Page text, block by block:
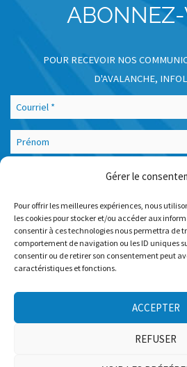
Gérer le
Pour offrir les meilleures expériences, nous
les cookies pour stocker et/ou accéder aux
consentir à ces technologies nous permettra de
comportement de navigation ou les ID uniques
consentir ou de retirer son consentement peut
caractéristiques et fonctions.
ACCEPTER
REFUSER
POUR RECEVOIR NOS
D'AVALANCHE,
J’accepte de recevoir les communications
d’avalanche, infolettres, offres et promotions).
Avalanche Québec. Je peux retirer mon
plus de renseignements, veuillez consulter la